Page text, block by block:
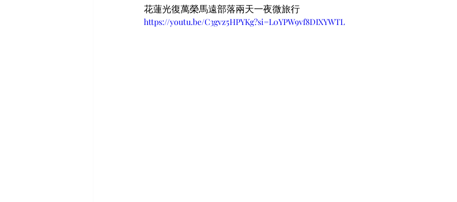
花蓮光復萬榮馬遠部落兩天一夜微旅行
https://youtu.be/C3gvz5HPYKg?si=L0YPW9vf8DIXYWTL